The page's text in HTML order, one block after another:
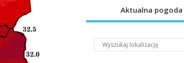
Aktualna pogoda